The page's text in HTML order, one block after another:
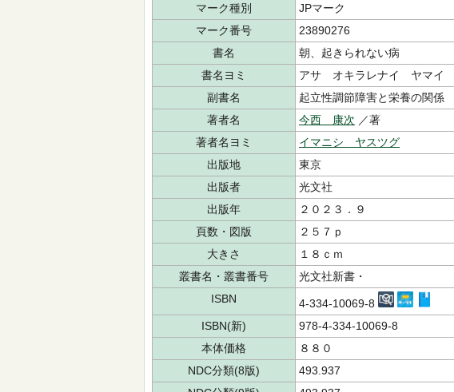
マーク種別
JPマーク
マーク番号
23890276
書名
朝、起きられない病
書名ヨミ
アサ オキラレナイ ヤマイ
副書名
起立性調節障害と栄養の関係
著者名
今西 康次 ／著
著者名ヨミ
イマニシ ヤスツグ
出版地
東京
出版者
光文社
出版年
２０２３．９
頁数・図版
２５７ｐ
大きさ
１８ｃｍ
叢書名・叢書番号
光文社新書・
ISBN
4-334-10069-8
ISBN(新)
978-4-334-10069-8
本体価格
８８０
NDC分類(8版)
493.937